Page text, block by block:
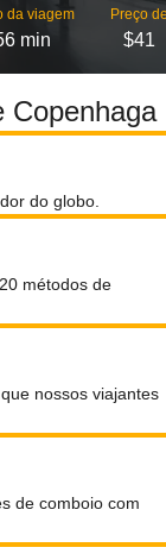
da viagem
min
Preço
$41
Copenhaga
do globo.
métodos de
nossos viajantes
de comboio com